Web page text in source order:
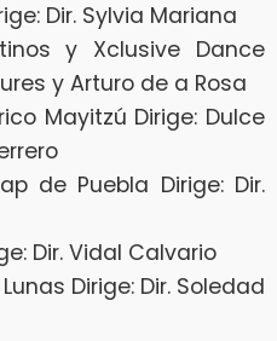
Dir. Sylvia Mariana
y Xclusive Dance
y Arturo de a Rosa
Mayitzú Dirige: Dulce
de Puebla Dirige: Dir.
Dir. Vidal Calvario
Dirige: Dir. Soledad